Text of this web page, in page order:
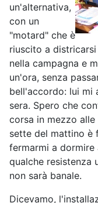
un'alternativa,
con un
"motard" che è
riuscito a
nella campagna e
un'ora, senza
bell'accordo: lui mi
sera. Spero che
corsa in mezzo
sette del mattino è
fermarmi a dormire
qualche resistenza
non sarà banale.
Dicevamo,